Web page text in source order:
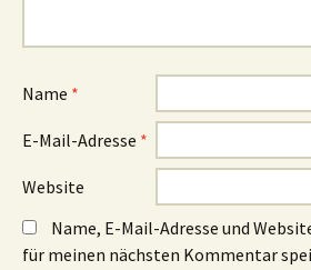
Name *
E-Mail-Adresse *
Website
Name, E-Mail-Adresse und
für meinen nächsten Kommentar